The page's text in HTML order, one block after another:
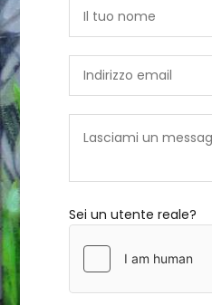
Sei un utente reale?